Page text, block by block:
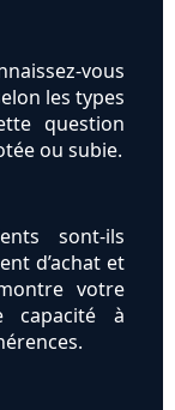
vous
les types
question
ou subie.
sont-ils
d’achat et
votre
capacité à